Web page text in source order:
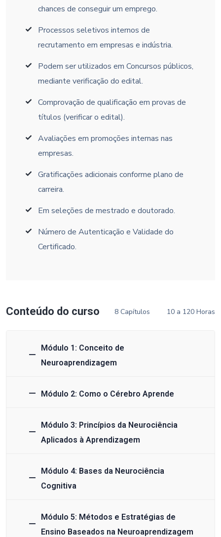
chances de conseguir um emprego.
Processos seletivos internos de
recrutamento em empresas e indústria.
Podem ser utilizados em Concursos públicos,
mediante verificação do edital.
Comprovação de qualificação em provas de
títulos (verificar o edital).
Avaliações em promoções internas nas
empresas.
Gratificações adicionais conforme plano de
carreira.
Em seleções de mestrado e doutorado.
Número de Autenticação e Validade do
Certificado.
Conteúdo do curso 8 Capítulos 10 a 120 Horas
Módulo 1: Conceito de
Neuroaprendizagem
Módulo 2: Como o Cérebro Aprende
Módulo 3: Princípios da Neurociência
Aplicados à Aprendizagem
Módulo 4: Bases da Neurociência
Cognitiva
Módulo 5: Métodos e Estratégias de
Ensino Baseados na Neuroaprendizagem